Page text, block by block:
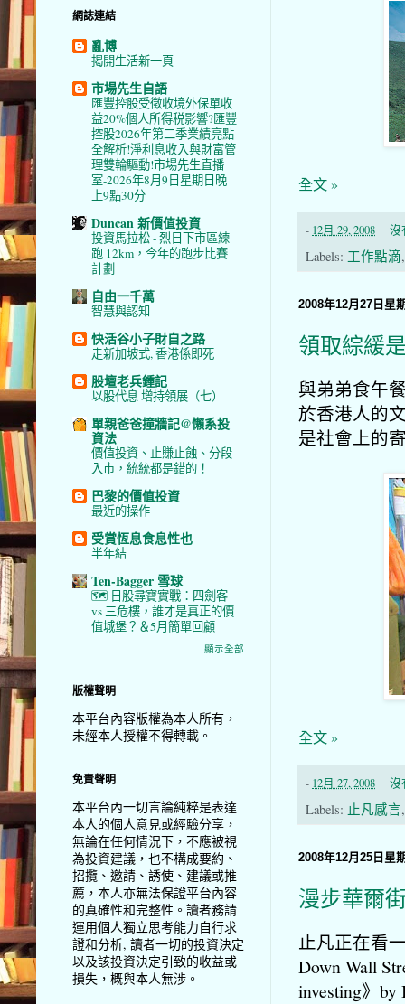
全文 »
- 12月 29, 2008 沒
Labels: 工作點滴
2008年12月27日星
領取綜緩
與弟弟食午
於香港人的
是社會上的
全文 »
- 12月 27, 2008 沒
Labels: 止凡感言
2008年12月25日星
漫步華爾
止凡正在看
Down Wall
investing》
網誌連結
亂博
揭開生活新一頁
市場先生自語
匯豐控股受徵收境外保單收
益20%個人所得税影響?匯豐
控股2026年第二季業績亮點
全解析!淨利息收入與財富管
理雙輪驅動!市場先生直播
室-2026年8月9日星期日晚
上9點30分
Duncan 新價值投資
投資馬拉松 - 烈日下市區練
跑 12km，今年的跑步比賽
計劃
自由一千萬
智慧與認知
快活谷小子財自之路
走新加坡式, 香港係即死
股壇老兵鍾記
以股代息 增持領展（七）
單親爸爸撞牆記@懶系投
資法
價值投資、止賺止蝕、分段
入市，統統都是錯的！
巴黎的價值投資
最近的操作
受賞恆息食息性也
半年結
Ten-Bagger 雪球
🗺️ 日股尋寶實戰：四劍客
vs 三危樓，誰才是真正的價
值城堡？＆5月簡單回顧
顯示全部
版權聲明
本平台內容版權為本人所有，
未經本人授權不得轉載。
免責聲明
本平台內一切言論純粹是表達
本人的個人意見或經驗分享，
無論在任何情況下，不應被視
為投資建議，也不構成要約、
招攬、邀請、誘使、建議或推
薦，本人亦無法保證平台內容
的真確性和完整性。讀者務請
運用個人獨立思考能力自行求
證和分析, 讀者一切的投資決定
以及該投資決定引致的收益或
損失，概與本人無涉。